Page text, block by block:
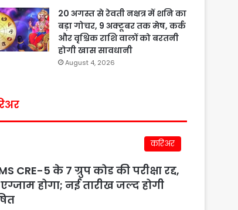
20 अगस्त से रेवती नक्षत्र में शनि का
बड़ा गोचर, 9 अक्टूबर तक मेष, कर्क
और वृश्चिक राशि वालों को बरतनी
होगी खास सावधानी
August 4, 2026
करिअर
CRE-5 के 7 ग्रुप कोड की परीक्षा रद्द,
होगा; नई तारीख जल्द होगी